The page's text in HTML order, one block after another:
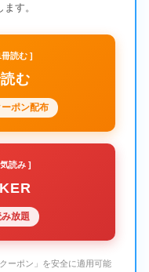
す。
読む ]
む
ポン配布
読み ]
み放題
ーポン」を安全に適用可能